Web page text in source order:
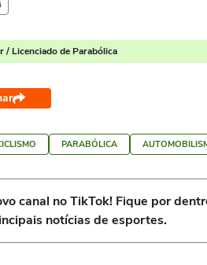
/ Licenciado de Parabólica
PARABÓLICA
canal no TikTok! Fique por
notícias de esportes.